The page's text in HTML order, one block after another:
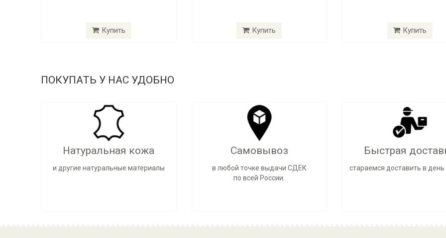
Купить Купить Купить
ПОКУПАТЬ У НАС УДОБНО
Натуральная кожа
и другие натуральные материалы
Самовывоз
в любой точке выдачи СДЕК
по всей России.
Быстрая
стараемся доставить в день